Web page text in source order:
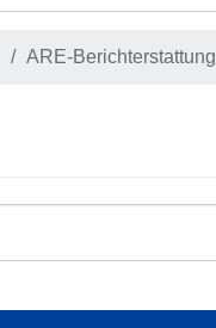
ARE-Berichterstattung